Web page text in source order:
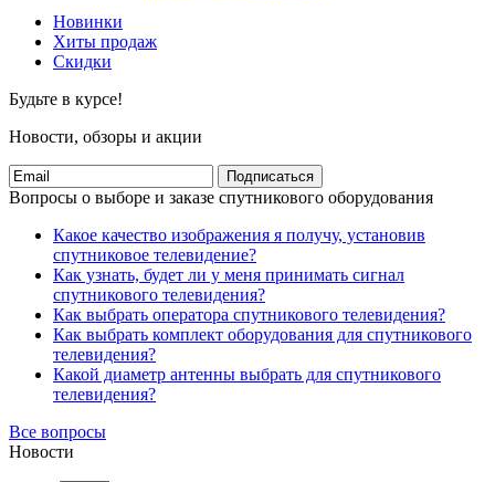
Новинки
Хиты продаж
Скидки
Будьте в курсе!
Новости, обзоры и акции
Подписаться
Вопросы о выборе и заказе спутникового оборудования
Какое качество изображения я получу, установив
спутниковое телевидение?
Как узнать, будет ли у меня принимать сигнал
спутникового телевидения?
Как выбрать оператора спутникового телевидения?
Как выбрать комплект оборудования для спутникового
телевидения?
Какой диаметр антенны выбрать для спутникового
телевидения?
Все вопросы
Новости